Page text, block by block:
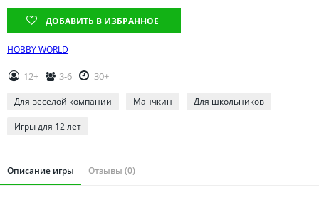
Томская область
Тюменская область
Удмуртия
Ульяновская область
ДОБАВИТЬ В ИЗБРАННОЕ
HOBBY WORLD
12+ 3-6 30+
Для веселой компании Манчкин Для школьников
Игры для 12 лет
Описание игры Отзывы (0)